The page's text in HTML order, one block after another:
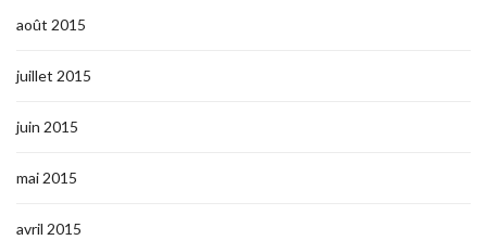
août 2015
juillet 2015
juin 2015
mai 2015
avril 2015